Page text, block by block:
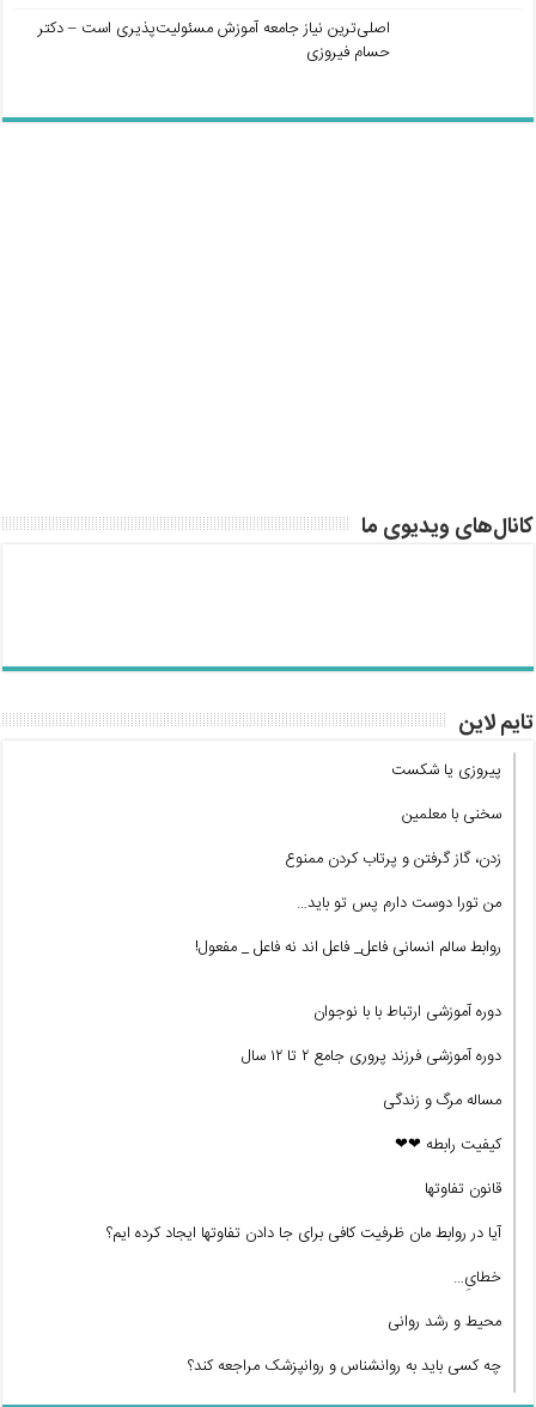
اصلی‌ترین نیاز جامعه آموزش مسئولیت‌پذیری است – دکتر
حسام فیروزی
کانال‌های ویدیوی ما
تایم لاین
پیروزی یا شکست
سخنی با معلمین
زدن، گاز گرفتن و پرتاب کردن ممنوع
من تورا دوست دارم پس تو باید…
روابط سالم انسانی فاعل_ فاعل اند نه فاعل _ مفعول!
دوره آموزشی ارتباط با با نوجوان
دوره آموزشی فرزند پروری جامع ۲ تا ۱۲ سال
مساله مرگ و زندگی
کیفیت رابطه ❤❤
قانون تفاوتها
آیا در روابط مان ظرفیت کافی برای جا دادن تفاوتها ایجاد کرده ایم؟
خطایِ…
محیط و رشد روانی
چه کسی باید به روانشناس و روانپزشک مراجعه کند؟